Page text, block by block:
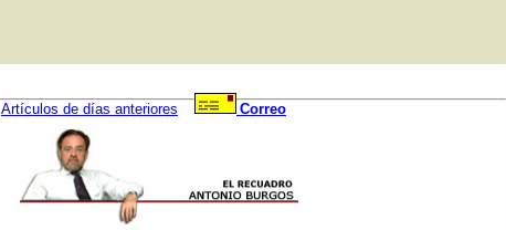
Artículos de días anteriores Correo